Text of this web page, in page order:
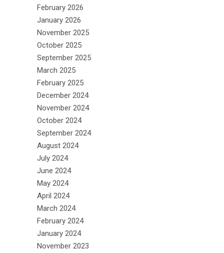
February 2026
January 2026
November 2025
October 2025
September 2025
March 2025
February 2025
December 2024
November 2024
October 2024
September 2024
August 2024
July 2024
June 2024
May 2024
April 2024
March 2024
February 2024
January 2024
November 2023